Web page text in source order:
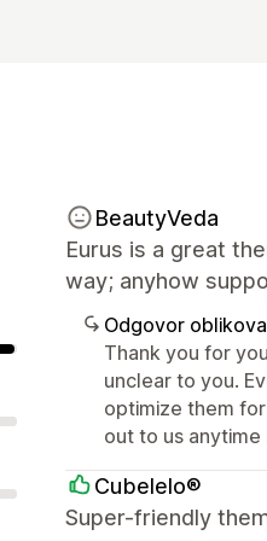
BeautyVeda
Eurus is a great
way; anyhow
Odgovor
Thank you for
unclear to you.
optimize them
out to us
Cubelelo®
Super-friendly